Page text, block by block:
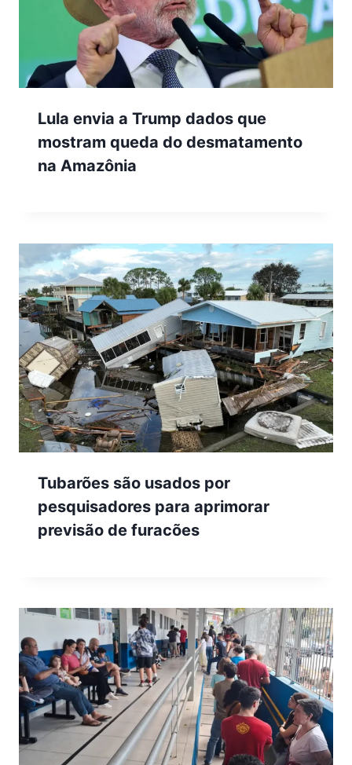
Lula envia a Trump dados que
mostram queda do desmatamento
na Amazônia
Tubarões são usados por
pesquisadores para aprimorar
previsão de furacões